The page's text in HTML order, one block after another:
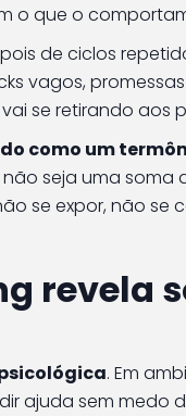
o que o
de ciclos
vagos,
se retirando aos
como um
seja uma soma
se expor, não
revela
. Em
ajuda sem medo